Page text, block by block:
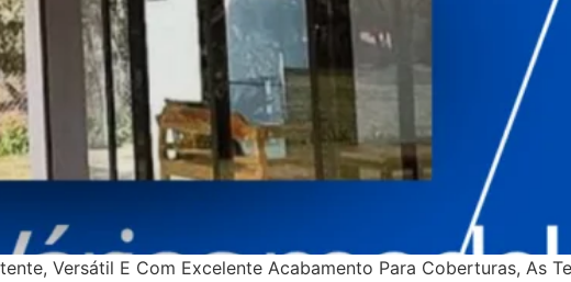
Versátil E Com Excelente Acabamento Para Coberturas, As